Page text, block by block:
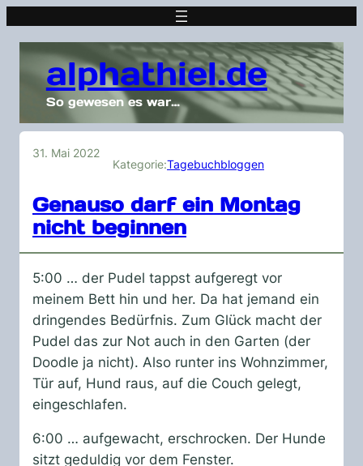
alphathiel.de
So gewesen es war…
31. Mai 2022
Kategorie:Tagebuchbloggen
Genauso darf ein Montag
nicht beginnen
5:00 … der Pudel tappst aufgeregt vor
meinem Bett hin und her. Da hat jemand ein
dringendes Bedürfnis. Zum Glück macht der
Pudel das zur Not auch in den Garten (der
Doodle ja nicht). Also runter ins Wohnzimmer,
Tür auf, Hund raus, auf die Couch gelegt,
eingeschlafen.
6:00 … aufgewacht, erschrocken. Der Hunde
sitzt geduldig vor dem Fenster.